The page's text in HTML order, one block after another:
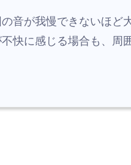
音が我慢できないほど
快に感じる場合も、周